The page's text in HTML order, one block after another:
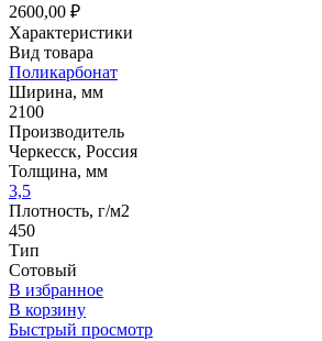
2600,00 ₽
Характеристики
Вид товара
Поликарбонат
Ширина, мм
2100
Производитель
Черкесск, Россия
Толщина, мм
3,5
Плотность, г/м2
450
Тип
Сотовый
В избранное
В корзину
Быстрый просмотр